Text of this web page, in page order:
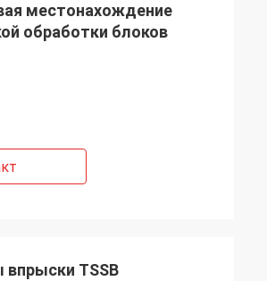
местонахождение
обработки блоков
TSSB